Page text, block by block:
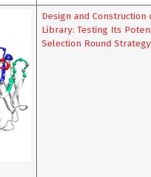
Design and
Library: Testing Its
Selection Round Strategy